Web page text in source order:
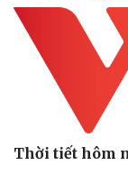
Thời tiết hôm